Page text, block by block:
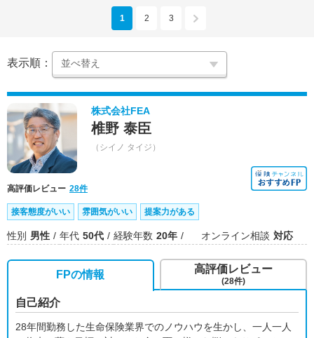
1 2 3
表示順：
株式会社FEA
椎野 泰臣
（シイノ タイジ）
高評価レビュー 28件
接客態度がいい 雰囲気がいい 提案力がある
性別 男性 年代 50代 経験年数 20年 オンライン相談 対応
FPの情報
自己紹介
28年間勤務した生命保険業界でのノウハウを生かし、一人一人
高評価レビュー
(28件)